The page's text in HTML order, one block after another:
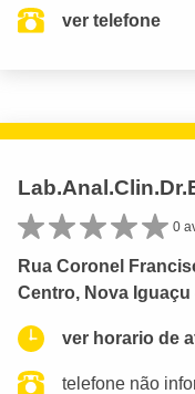
ver telefone
0
Rua Coronel
Centro, Nova Iguaçu
ver horario de
telefone não